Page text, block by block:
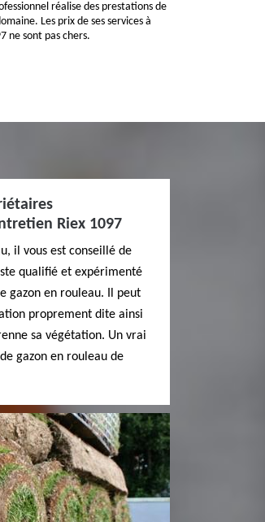
réalise des prestations de
Les prix de ses services à
ne sont pas chers.
Riex 1097
il vous est conseillé de
qualifié et expérimenté
gazon en rouleau. Il peut
proprement dite ainsi
sa végétation. Un vrai
gazon en rouleau de